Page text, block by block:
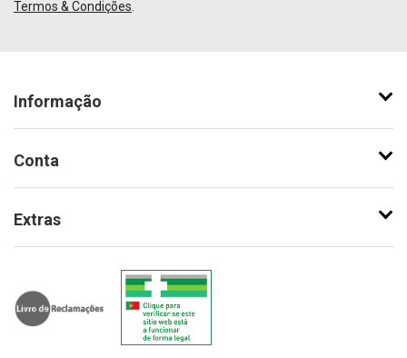
Termos & Condições
Informação
Conta
Extras